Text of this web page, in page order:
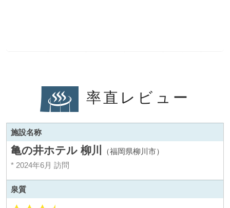
率直レビュー
施設名称
亀の井ホテル 柳川
（福岡県柳川市）
* 2024年6月 訪問
泉質